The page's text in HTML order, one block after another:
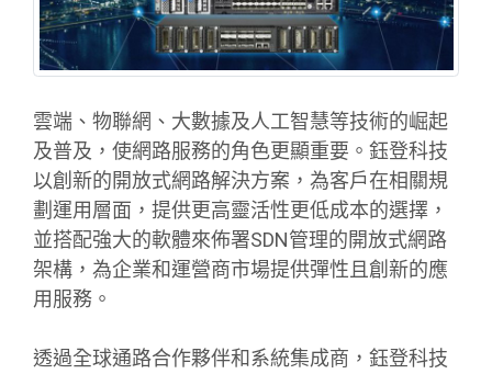
雲端、物聯網、大數據及人工智慧等技術的崛起
及普及，使網路服務的角色更顯重要。鈺登科技
以創新的開放式網路解決方案，為客戶在相關規
劃運用層面，提供更高靈活性更低成本的選擇，
並搭配強大的軟體來佈署SDN管理的開放式網路
架構，為企業和運營商市場提供彈性且創新的應
用服務。
透過全球通路合作夥伴和系統集成商，鈺登科技